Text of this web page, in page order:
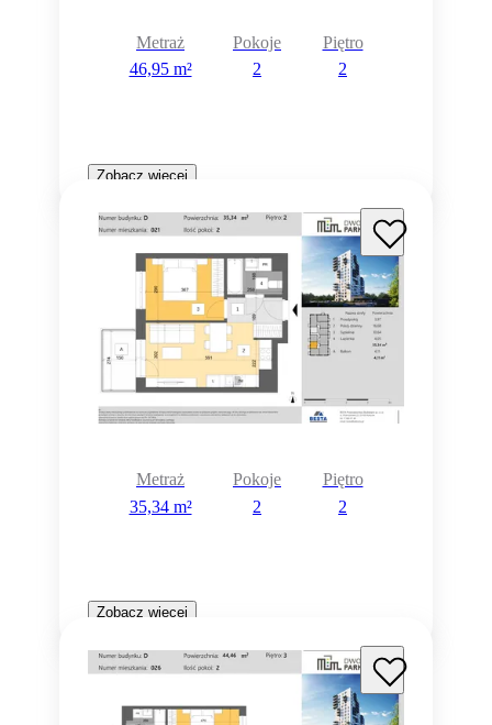
Metraż
46,95 m²
Pokoje
2
Piętro
2
Zobacz więcej
Metraż
35,34 m²
Pokoje
2
Piętro
2
Zobacz więcej